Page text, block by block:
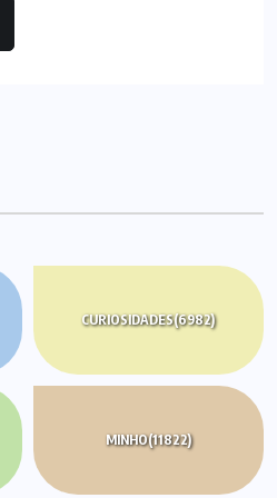
CURIOSIDADES(6982)
MINHO(11822)